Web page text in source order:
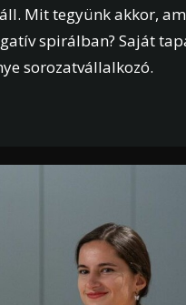
Mit tegyünk akkor,
spirálban? Saját
sorozatvállalkozó.